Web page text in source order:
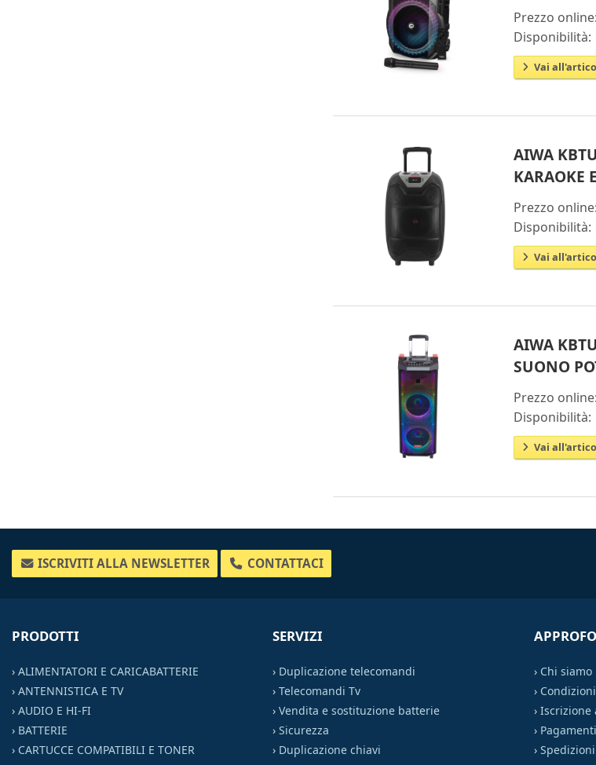
Prezzo online:
Disponibilità:
Vai
AIWA
KARAOKE
Prezzo
Disponibilità:
Vai
AIWA
SUONO
Prezzo
Disponibilità:
Vai
ISCRIVITI ALLA NEWSLETTER CONTATTACI
PRODOTTI
› ALIMENTATORI E CARICABATTERIE
› ANTENNISTICA E TV
› AUDIO E HI-FI
› BATTERIE
› CARTUCCE COMPATIBILI E TONER
SERVIZI
› Duplicazione telecomandi
›Telecomandi Tv
›Vendita e sostituzione batterie
›Sicurezza
› Duplicazione chiavi
› Chi siamo
›
› Iscrizione
› Pagamenti
› Spedizioni